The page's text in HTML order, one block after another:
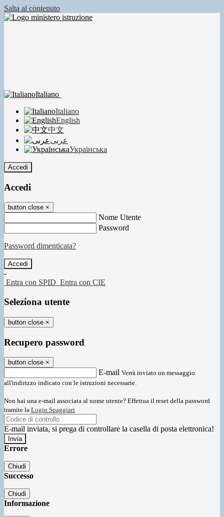
Salta al contenuto
Italiano
Italiano
English
中文
عربى
Українська
Accedi
Accedi
button close ×
Nome Utente
Password
Password dimenticata?
-
Entra con SPID Entra con CIE
Seleziona utente
button close ×
Recupero password
button close ×
E-mail Verrà inviato un messaggio
all'indirizzo indicato con le istruzioni necessarie.
Non hai una e-mail associata al nome utente? Effettua il reset della password
tramite la Login Spaggiari
E-mail inviata, si prega di controllare la casella di posta elettronica!
Errore
Chiudi
Successo
Chiudi
Informazione